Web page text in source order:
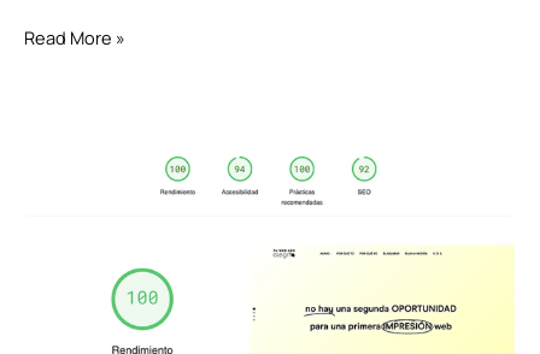
Read More »